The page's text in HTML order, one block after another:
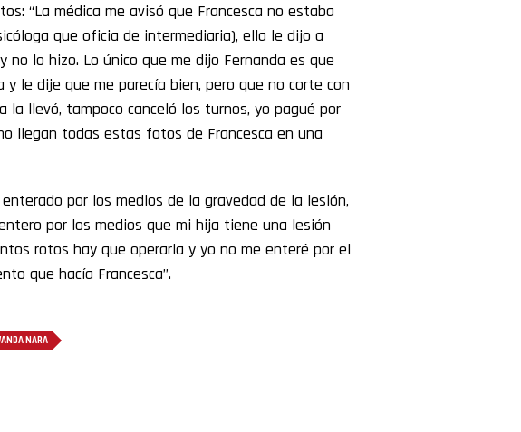
“La médica me avisó que Francesca no estaba
que oficia de intermediaria), ella le dijo a
no lo hizo. Lo único que me dijo Fernanda es que
le dije que me parecía bien, pero que no corte con
la llevó, tampoco canceló los turnos, yo pagué por
llegan todas estas fotos de Francesca en una
por los medios de la gravedad de la lesión,
por los medios que mi hija tiene una lesión
rotos hay que operarla y yo no me enteré por el
que hacía Francesca”.
NARA